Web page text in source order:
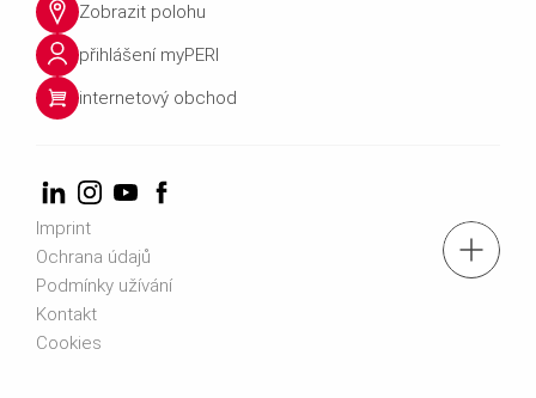
tel.: +420 604 949 150
Zobrazit polohu
přihlášení myPERI
internetový obchod
Imprint
Ochrana údajů
Podmínky užívání
Kontakt
Cookies